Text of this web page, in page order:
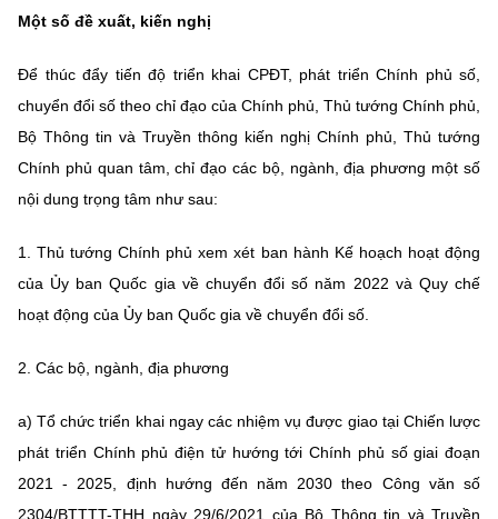
Một số đề xuất, kiến nghị
Để thúc đẩy tiến độ triển khai CPĐT, phát triển Chính phủ số,
chuyển đổi số theo chỉ đạo của Chính phủ, Thủ tướng Chính phủ,
Bộ Thông tin và Truyền thông kiến nghị Chính phủ, Thủ tướng
Chính phủ quan tâm, chỉ đạo các bộ, ngành, địa phương một số
nội dung trọng tâm như sau:
1. Thủ tướng Chính phủ xem xét ban hành Kế hoạch hoạt động
của Ủy ban Quốc gia về chuyển đổi số năm 2022 và Quy chế
hoạt động của Ủy ban Quốc gia về chuyển đổi số.
2. Các bộ, ngành, địa phương
a) Tổ chức triển khai ngay các nhiệm vụ được giao tại Chiến lược
phát triển Chính phủ điện tử hướng tới Chính phủ số giai đoạn
2021 - 2025, định hướng đến năm 2030 theo Công văn số
2304/BTTTT-THH ngày 29/6/2021 của Bộ Thông tin và Truyền